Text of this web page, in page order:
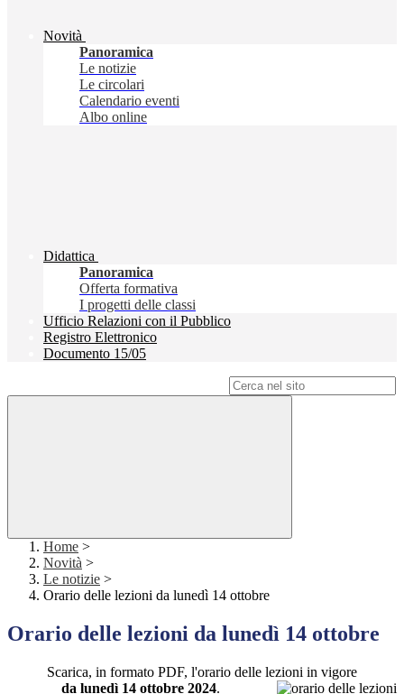
Novità
Panoramica
Le notizie
Le circolari
Calendario eventi
Albo online
Didattica
Panoramica
Offerta formativa
I progetti delle classi
Ufficio Relazioni con il Pubblico
Registro Elettronico
Documento 15/05
Home >
Novità >
Le notizie >
Orario delle lezioni da lunedì 14 ottobre
Orario delle lezioni da lunedì 14 ottobre
Scarica, in formato PDF, l'orario delle lezioni in vigore
da lunedì 14 ottobre 2024.